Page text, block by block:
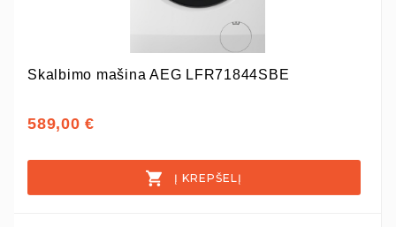
Skalbimo mašina AEG LFR71844SBE
589,00 €
Į KREPŠELĮ